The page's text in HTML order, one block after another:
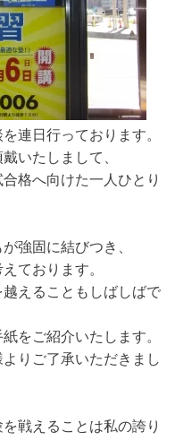
連日行っております。
いたしまして、
格へ向けた一人ひとり
強固に結びつき、
ております。
えることもしばしばで
をご紹介いたします。
りご了承いただきまし
戦えることは私の誇り